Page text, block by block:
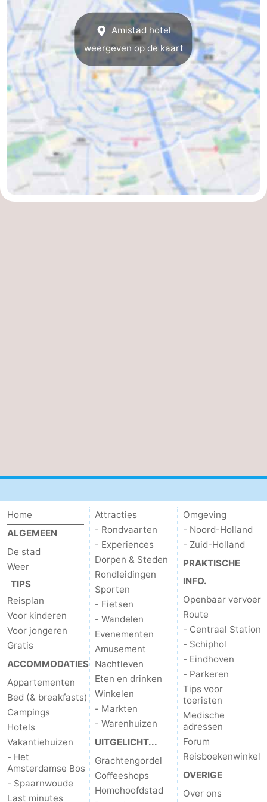
Parkeren
Tips
voor
toeristen
Medische
adressen
Weer
Contact
Amistad hotel
weergeven op de kaart
Home
ALGEMEEN
De stad
Weer
TIPS
Reisplan
Voor kinderen
Voor jongeren
Gratis
ACCOMMODATIES
Appartementen
Bed (& breakfasts)
Campings
Hotels
Vakantiehuizen
- Het
Amsterdamse Bos
- Spaarnwoude
Last minutes
Attracties
- Rondvaarten
- Experiences
Dorpen & Steden
Rondleidingen
Sporten
- Fietsen
- Wandelen
Evenementen
Amusement
Nachtleven
Eten en drinken
Winkelen
- Markten
- Warenhuizen
UITGELICHT...
Grachtengordel
Coffeeshops
Homohoofdstad
Omgeving
- Noord-Holland
- Zuid-Holland
PRAKTISCHE
INFO.
Openbaar vervoer
Route
- Centraal Station
- Schiphol
- Eindhoven
- Parkeren
Tips voor
toeristen
Medische
adressen
Forum
Reisboekenwinkel
OVERIGE
Over ons